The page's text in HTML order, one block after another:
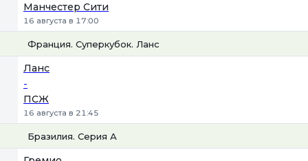
Манчестер Сити
16 августа в 17:00
Франция. Суперкубок. Ланс
Ланс
-
ПСЖ
16 августа в 21:45
Бразилия. Серия А